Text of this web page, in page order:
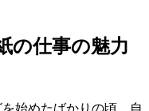
の仕事の魅力
始めたばかりの頃、自